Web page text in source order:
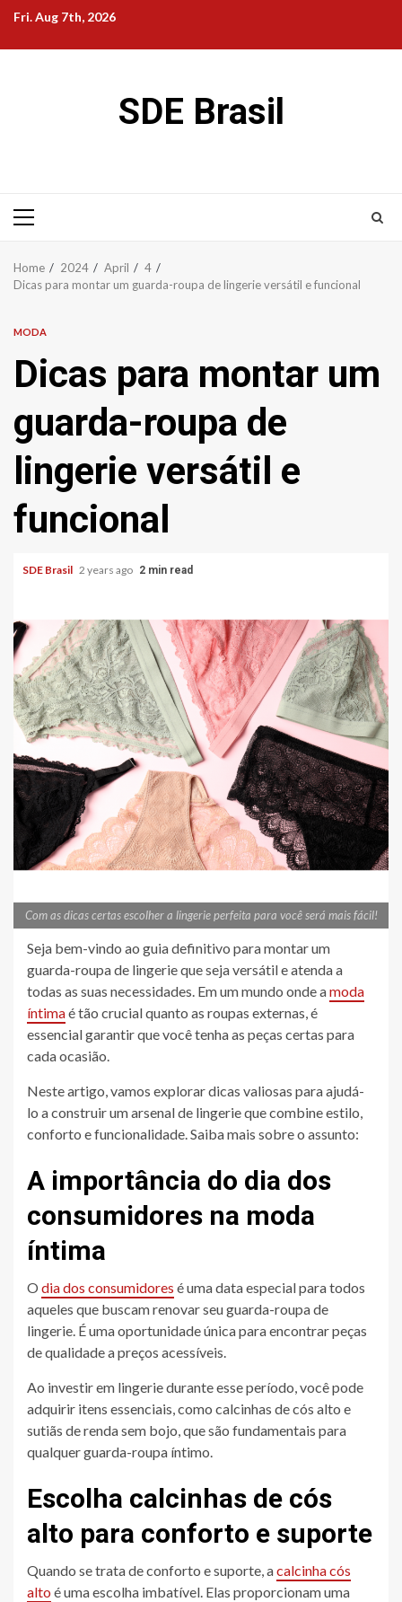
Skip
content
Fri. Aug 7th, 2026
SDE Brasil
Primary
Home 2024 April
4
Dicas para montar um guarda-roupa de lingerie versátil e funcional
MODA
Dicas para montar um
guarda-roupa de
lingerie versátil e
funcional
SDE Brasil 2 years ago 2 min read
Com as dicas certas escolher a lingerie perfeita para você será mais fácil!
Seja bem-vindo ao guia definitivo para montar um
guarda-roupa de lingerie que seja versátil e atenda a
todas as suas necessidades. Em um mundo onde amoda
íntimaé tão crucial quanto as roupas externas, é
essencial garantir que você tenha as peças certas para
cada ocasião.
Neste artigo, vamos explorar dicas valiosas para ajudá-
lo a construir um arsenal de lingerie que combine estilo,
conforto e funcionalidade. Saiba mais sobre o assunto:
A importância do dia dos
consumidores na moda
íntima
O dia dos consumidores é uma data especial para todos
aqueles que buscam renovar seu guarda-roupa de
lingerie. É uma oportunidade única para encontrar peças
de qualidade a preços acessíveis.
Ao investir em lingerie durante esse período, você pode
adquirir itens essenciais, como calcinhas de cós alto e
sutiãs de renda sem bojo, que são fundamentais para
qualquer guarda-roupa íntimo.
Escolha calcinhas de cós
alto para conforto e suporte
Quando se trata de conforto e suporte, acalcinha cós
alto é uma escolha imbatível. Elas proporcionam uma